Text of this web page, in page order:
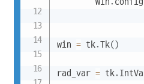
win = tk.Tk()
rad_var = tk.